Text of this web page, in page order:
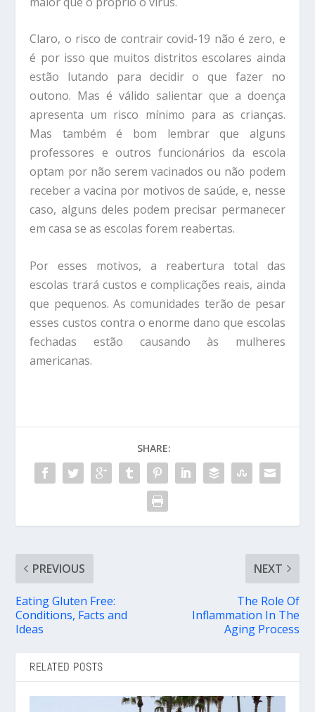
Claro, o risco de contrair covid-19 não é zero, e
é por isso que muitos distritos escolares ainda
estão lutando para decidir o que fazer no
outono. Mas é válido salientar que a doença
apresenta um risco mínimo para as crianças.
Mas também é bom lembrar que alguns
professores e outros funcionários da escola
optam por não serem vacinados ou não podem
receber a vacina por motivos de saúde, e, nesse
caso, alguns deles podem precisar permanecer
em casa se as escolas forem reabertas.
Por esses motivos, a reabertura total das
escolas trará custos e complicações reais, ainda
que pequenos. As comunidades terão de pesar
esses custos contra o enorme dano que escolas
fechadas estão causando às mulheres
americanas.
SHARE:
PREVIOUS
Eating Gluten Free:
Conditions, Facts and
Ideas
NEXT
The Role Of
Inflammation In The
Aging Process
RELATED POSTS